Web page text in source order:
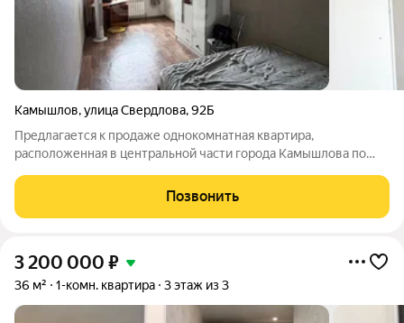
Камышлов,улица Свердлова,92Б
Предлагается к продаже однокомнатная квартира,
расположенная в центральной части города Камышлова по
находится на четвёртом этаже четырёхэтажного жилого
здания. Общая площадь квартиры составляет 33,1
Позвонить
3 200 000 ₽
36 м² 1-комн. квартира 3 этаж из 3